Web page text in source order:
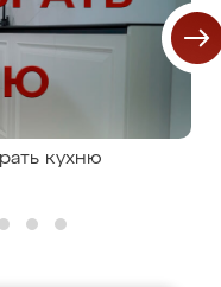
кухню